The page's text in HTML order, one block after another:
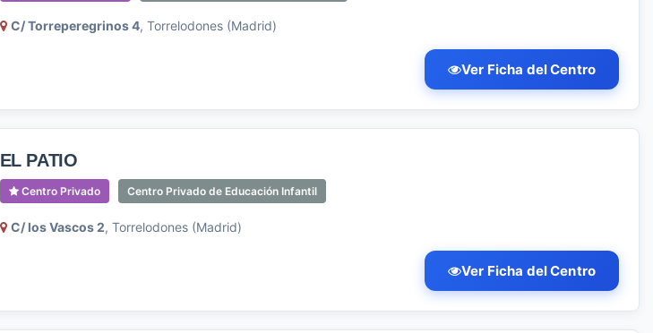
C/ Torreperegrinos 4, Torrelodones (Madrid)
Ver Ficha del Centro
EL PATIO
Centro Privado Centro Privado de Educación Infantil
C/ los Vascos 2, Torrelodones (Madrid)
Ver Ficha del Centro